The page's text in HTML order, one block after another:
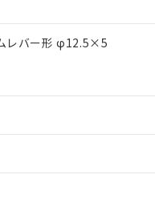
レバー形 φ12.5×5